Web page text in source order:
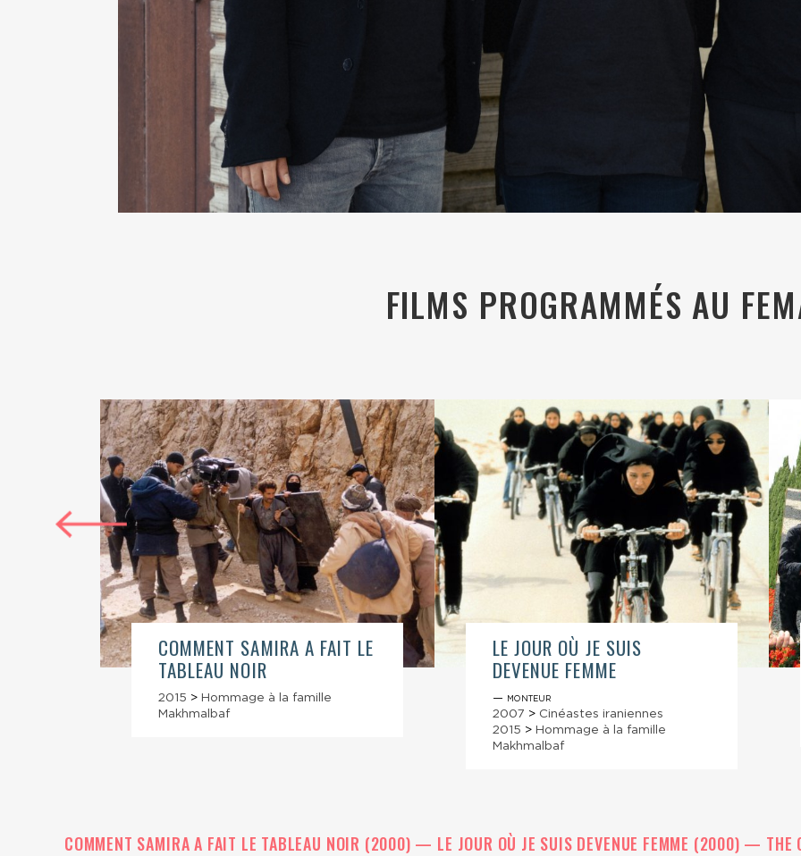
FILMS PROGRAMMÉS AU
COMMENT SAMIRA A FAIT LE
TABLEAU NOIR
2015 > Hommage à la famille
Makhmalbaf
LE JOUR OÙ JE SUIS
DEVENUE FEMME
— monteur
2007 > Cinéastes iraniennes
2015 > Hommage à la famille
Makhmalbaf
COMMENT SAMIRA A FAIT LE TABLEAU NOIR (2000) LE JOUR OÙ JE SUIS DEVENUE FEMME (2000) THE